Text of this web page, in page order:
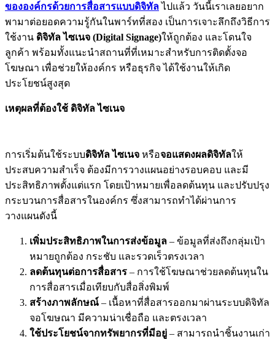
ขององค์กรด้วยการสื่อสารแบบดิจิทัล ไปแล้ว วันนี้เราเลยอยาก
พามาต่อยอดความรู้กันในพาร์ทที่สอง เป็นการเจาะลึกถึงวิธีการ
ใช้งาน ดิจิทัล ไซเนจ (Digital Signage)ให้ถูกต้อง และโดนใจ
ลูกค้า พร้อมทั้งแนะนำสถานที่ที่เหมาะสำหรับการติดตั้งจอ
โฆษณา เพื่อช่วยให้องค์กร หรือธุรกิจ ได้ใช้งานให้เกิด
ประโยชน์สูงสุด
เหตุผลที่ต้องใช้ ดิจิทัล ไซเนจ
การเริ่มต้นใช้ระบบดิจิทัล ไซเนจ หรือจอแสดงผลดิจิทัลให้
ประสบความสำเร็จ ต้องมีการวางแผนอย่างรอบคอบ และมี
ประสิทธิภาพตั้งแต่แรก โดยเป้าหมายเพื่อลดต้นทุน และปรับปรุง
กระบวนการสื่อสารในองค์กร ซึ่งสามารถทำได้ผ่านการ
วางแผนดังนี้
เพิ่มประสิทธิภาพในการส่งข้อมูล – ข้อมูลที่ส่งถึงกลุ่มเป้า
หมายถูกต้อง กระชับ และรวดเร็วตรงเวลา
ลดต้นทุนต่อการสื่อสาร – การใช้โฆษณาช่วยลดต้นทุนใน
การสื่อสารเมื่อเทียบกับสื่อสิ่งพิมพ์
สร้างภาพลักษณ์ – เนื้อหาที่สื่อสารออกมาผ่านระบบดิจิทัล
จอโฆษณา มีความน่าเชื่อถือ และตรงเวลา
ใช้ประโยชน์จากทรัพยากรที่มีอยู่ – สามารถนำชิ้นงานเก่า